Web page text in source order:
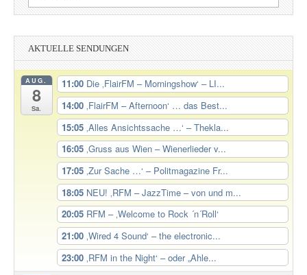
nach:
AKTUELLE SENDUNGEN
AUG.
8
Sa.
11:00 Die ‚FlairFM – Morningshow‘ – LI...
14:00 ‚FlairFM – Afternoon‘ … das Best...
15:05 ‚Alles Ansichtssache …‘ – Thekla...
16:05 ‚Gruss aus Wien – Wienerlieder v...
17:05 ‚Zur Sache …‘ – Politmagazine Fr...
18:05 NEU! ‚RFM – JazzTime – von und m...
20:05 RFM – ‚Welcome to Rock ´n´Roll‘
21:00 ‚Wired 4 Sound‘ – the electronic...
23:00 ‚RFM in the Night‘ – oder „Ahle...